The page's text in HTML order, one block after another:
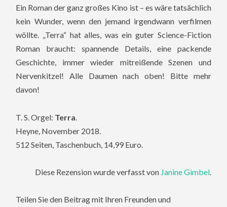
Ein Roman der ganz großes Kino ist – es wäre tatsächlich
kein Wunder, wenn den jemand irgendwann verfilmen
wöllte. „Terra“ hat alles, was ein guter Science-Fiction
Roman braucht: spannende Details, eine packende
Geschichte, immer wieder mitreißende Szenen und
Nervenkitzel! Alle Daumen nach oben! Bitte mehr
davon!
T. S. Orgel: Terra
Heyne, November 2018.
512 Seiten, Taschenbuch, 14,99 Euro.
Diese Rezension wurde verfasst von Janine Gimbel.
Teilen Sie den Beitrag mit Ihren Freunden und